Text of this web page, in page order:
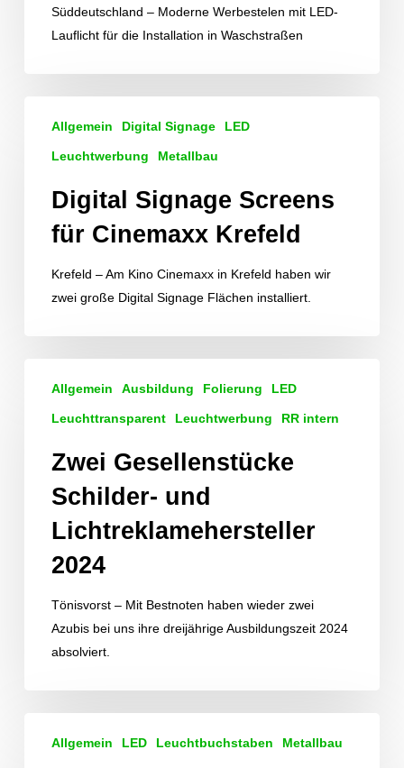
Süddeutschland – Moderne Werbestelen mit LED-
Lauflicht für die Installation in Waschstraßen
Signage
Screens
Cinemaxx
Krefeld
Allgemein Digital Signage LED
Leuchtwerbung Metallbau
Digital Signage Screens
für Cinemaxx Krefeld
Krefeld – Am Kino Cinemaxx in Krefeld haben wir
zwei große Digital Signage Flächen installiert.
Gesellenstücke
Schilder-
Lichtreklamehersteller
Allgemein Ausbildung Folierung LED
Leuchttransparent Leuchtwerbung RR intern
Zwei Gesellenstücke
Schilder- und
Lichtreklamehersteller
2024
Tönisvorst – Mit Bestnoten haben wieder zwei
Azubis bei uns ihre dreijährige Ausbildungszeit 2024
absolviert.
Allgemein LED Leuchtbuchstaben Metallbau